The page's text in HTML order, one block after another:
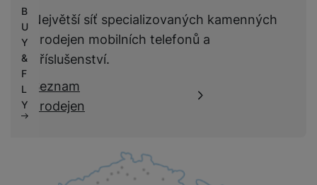
B
U
Y
&
F
L
Y
Největší síť specializovaných kamenných
prodejen mobilních telefonů a
příslušenství.
Seznam
prodejen